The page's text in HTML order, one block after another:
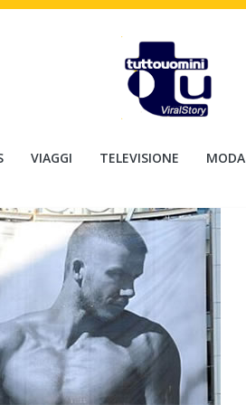
VIAGGI TELEVISIONE MODA